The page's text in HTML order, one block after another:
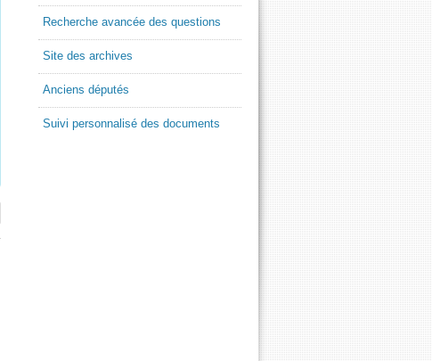
Recherche avancée des questions
Site des archives
Anciens députés
Suivi personnalisé des documents